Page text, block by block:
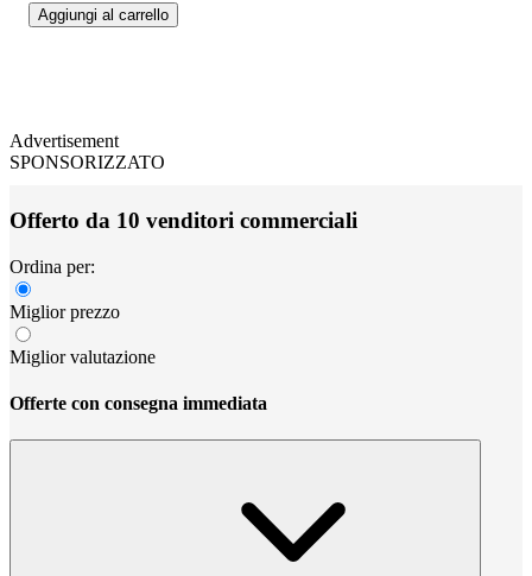
Aggiungi al carrello
Advertisement
SPONSORIZZATO
Offerto da 10 venditori commerciali
Ordina per:
Miglior prezzo
Miglior valutazione
Offerte con consegna immediata